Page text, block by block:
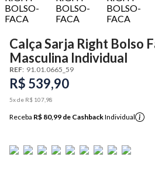
Calça Sarja Right Bolso
Masculina Individual
REF: 91.01.0665_59
R$ 539,90
5x de R$ 107 98
Receba R$ 80,99 de CashbackIndividual